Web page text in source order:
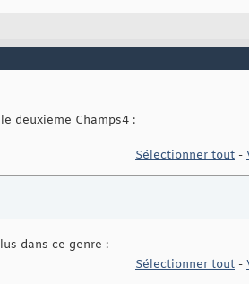
deuxieme Champs4 :
Sélectionner tout -
dans ce genre :
Sélectionner tout -